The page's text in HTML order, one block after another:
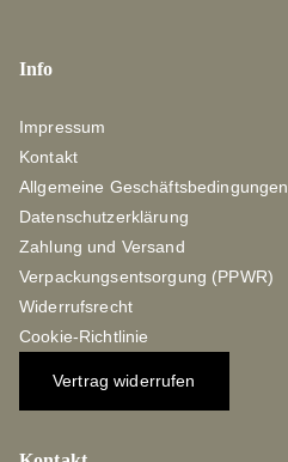
Info
Impressum
Kontakt
Allgemeine Geschäftsbedingungen
Datenschutzerklärung
Zahlung und Versand
Verpackungsentsorgung (PPWR)
Widerrufsrecht
Cookie-Richtlinie
Vertrag widerrufen